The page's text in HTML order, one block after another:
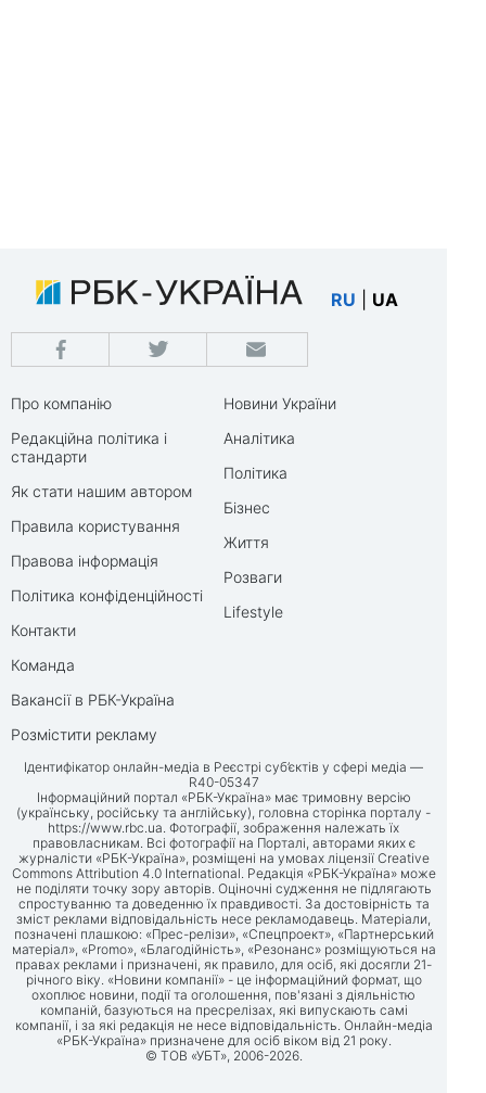
RU UA
Про компанію
Редакційна політика і
стандарти
Як стати нашим автором
Правила користування
Правова інформація
Політика конфіденційності
Контакти
Команда
Вакансії в РБК-Україна
Розмістити рекламу
Новини України
Аналітика
Політика
Бізнес
Життя
Розваги
Lifestyle
Ідентифікатор онлайн-медіа в Реєстрі суб’єктів у сфері медіа —
R40-05347
Інформаційний портал «РБК-Україна» має тримовну версію
(українську, російську та англійську), головна сторінка порталу -
https://www.rbc.ua . Фотографії, зображення належать їх
правовласникам. Всі фотографії на Порталі, авторами яких є
журналісти «РБК-Україна», розміщені на умовах ліцензії Creative
Commons Attribution 4.0 International. Редакція «РБК-Україна» може
не поділяти точку зору авторів. Оціночні судження не підлягають
спростуванню та доведенню їх правдивості. За достовірність та
зміст реклами відповідальність несе рекламодавець. Матеріали,
позначені плашкою: «Прес-релізи», «Спецпроект», «Партнерський
матеріал», «Promo», «Благодійність», «Резонанс» розміщуються на
правах реклами і призначені, як правило, для осіб, які досягли 21-
річного віку. «Новини компанії» - це інформаційний формат, що
охоплює новини, події та оголошення, пов'язані з діяльністю
компаній, базуються на пресрелізах, які випускають самі
компанії, і за які редакція не несе відповідальність. Онлайн-медіа
«РБК-Україна» призначене для осіб віком від 21 року.
© ТОВ «УБТ», 2006-2026.